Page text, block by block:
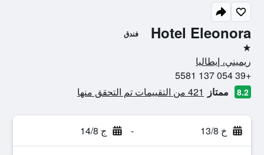
Hotel Eleonora فندق
نجمة واحدة
ريميني، إيطاليا
+39 054 137 5581
8.2 ممتاز 421 من التقييمات تم التحقق منها
خ 13/8 - ج 14/8